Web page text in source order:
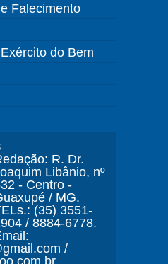
Falecimento
do Bem
R. Dr.
Libânio, nº
- Centro -
/ MG.
(35) 3551-
/ 8884-6778.
/